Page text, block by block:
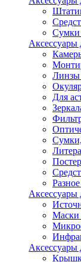
Сумки
Аксессуары
Линзы
Для
Маски
Аксессуары